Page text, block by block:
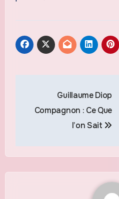
Guillaume Diop
Compagnon : Ce Que
l’on Sait